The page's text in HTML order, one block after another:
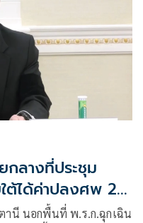
กลางที่ประชุม
ต้ได้ค่าปลงศพ 2
ตานี นอกพื้นที่ พ.ร.ก.ฉุกเฉิน